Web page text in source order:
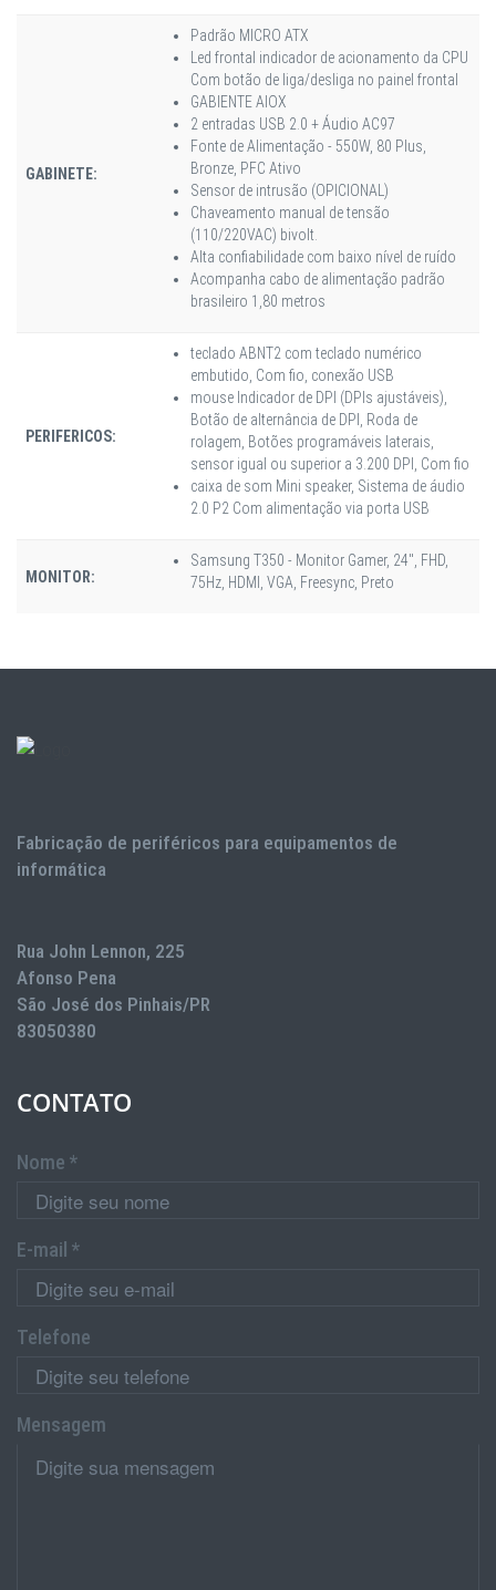
GABINETE:
Padrão MICRO ATX
Led frontal indicador de acionamento da CPU
Com botão de liga/desliga no painel frontal
GABIENTE AIOX
2 entradas USB 2.0 + Áudio AC97
Fonte de Alimentação - 550W, 80 Plus,
Bronze, PFC Ativo
Sensor de intrusão (OPICIONAL)
Chaveamento manual de tensão
(110/220VAC) bivolt.
Alta confiabilidade com baixo nível de ruído
Acompanha cabo de alimentação padrão
brasileiro 1,80 metros
PERIFERICOS:
teclado ABNT2 com teclado numérico
embutido, Com fio, conexão USB
mouse Indicador de DPI (DPIs ajustáveis),
Botão de alternância de DPI, Roda de
rolagem, Botões programáveis laterais,
sensor igual ou superior a 3.200 DPI, Com fio
caixa de som Mini speaker, Sistema de áudio
2.0 P2 Com alimentação via porta USB
MONITOR:
Samsung T350 - Monitor Gamer, 24", FHD,
75Hz, HDMI, VGA, Freesync, Preto
Fabricação de periféricos para equipamentos de
informática
Rua John Lennon, 225
Afonso Pena
São José dos Pinhais/PR
83050380
CONTATO
Nome *
E-mail *
Telefone
Mensagem